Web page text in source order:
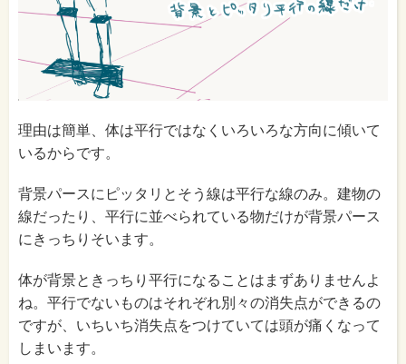
理由は簡単、体は平行ではなくいろいろな方向に傾いて
いるからです。
背景パースにピッタリとそう線は平行な線のみ。建物の
線だったり、平行に並べられている物だけが背景パース
にきっちりそいます。
体が背景ときっちり平行になることはまずありませんよ
ね。平行でないものはそれぞれ別々の消失点ができるの
ですが、いちいち消失点をつけていては頭が痛くなって
しまいます。